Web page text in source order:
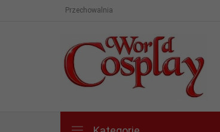
Przechowalnia